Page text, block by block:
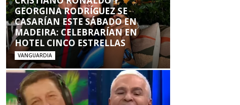
GEORGINA RODRÍGUEZ SE
CASARÍAN ESTE SÁBADO EN
MADEIRA: CELEBRARÍAN EN
HOTEL CINCO ESTRELLAS
VANGUARDIA